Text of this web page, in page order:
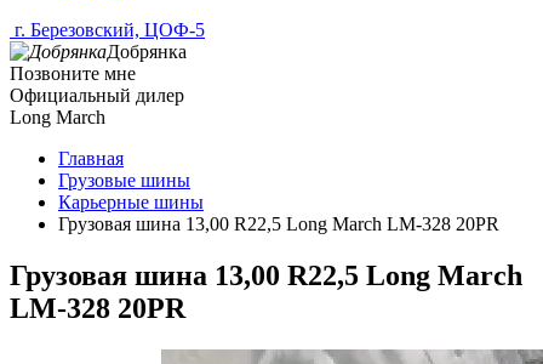
г. Березовский, ЦОФ-5
Добрянка
Позвоните мне
Официальный дилер
Long March
Главная
Грузовые шины
Карьерные шины
Грузовая шина 13,00 R22,5 Long March LM-328 20PR
Грузовая шина 13,00 R22,5 Long March
LM-328 20PR